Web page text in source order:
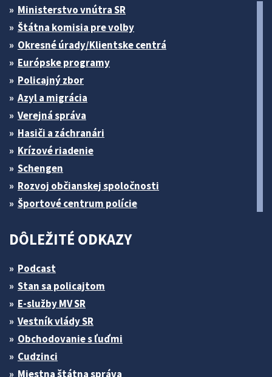
Ministerstvo vnútra SR
Štátna komisia pre volby
Okresné úrady/Klientske centrá
Európske programy
Policajný zbor
Azyl a migrácia
Verejná správa
Hasiči a záchranári
Krízové riadenie
Schengen
Rozvoj občianskej spoločnosti
Športové centrum polície
DÔLEŽITÉ ODKAZY
Podcast
Stan sa policajtom
E-služby MV SR
Vestník vlády SR
Obchodovanie s ľuďmi
Cudzinci
Miestna štátna správa